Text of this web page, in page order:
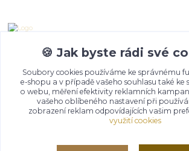
+ 420 777 653 501
info@churma.cz
🍪 Jak byste rádi své
Soubory cookies používáme ke správnému
e-shopu a v případě vašeho souhlasu také ke
o webu, měření efektivity reklamních
vašeho oblíbeného nastavení při
zobrazení reklam odpovídajících vašim
využití cookies